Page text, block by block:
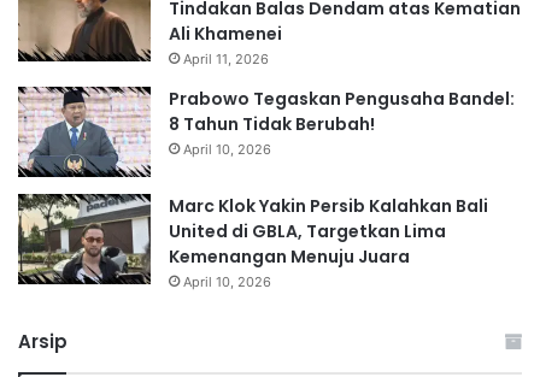
Tindakan Balas Dendam atas Kematian
Ali Khamenei
April 11, 2026
Prabowo Tegaskan Pengusaha Bandel:
8 Tahun Tidak Berubah!
April 10, 2026
Marc Klok Yakin Persib Kalahkan Bali
United di GBLA, Targetkan Lima
Kemenangan Menuju Juara
April 10, 2026
Arsip